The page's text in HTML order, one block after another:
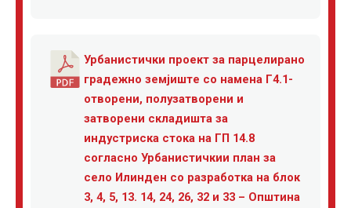
Урбанистички проект за парцелирано
градежно земјиште со намена Г4.1-
отворени, полузатворени и
затворени складишта за
индустриска стока на ГП 14.8
согласно Урбанистичкии план за
село Илинден со разработка на блок
3, 4, 5, 13. 14, 24, 26, 32 и 33 – Општина